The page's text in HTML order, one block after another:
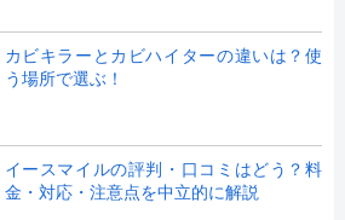
カビキラーとカビハイターの違いは？使
う場所で選ぶ！
イースマイルの評判・口コミはどう？料
金・対応・注意点を中立的に解説